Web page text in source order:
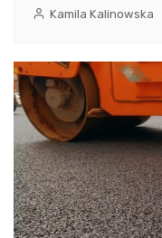
Kamila Kalinowska